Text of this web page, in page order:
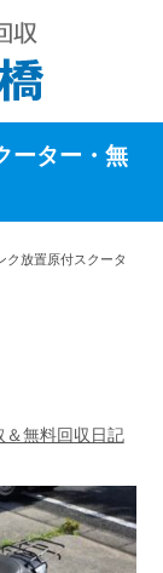
ーター・無
ク放置原付スクータ
＆無料回収日記